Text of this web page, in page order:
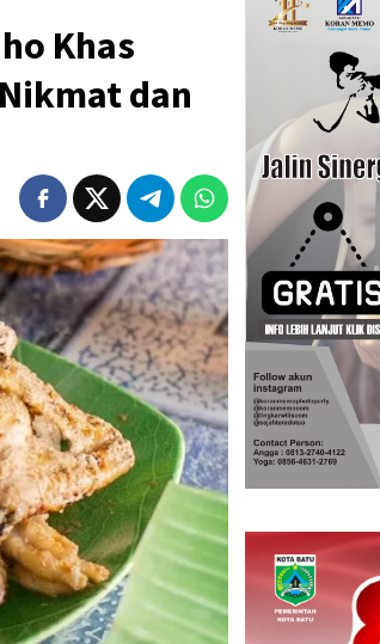
Khas
dan